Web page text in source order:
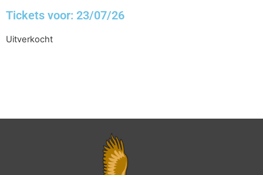
Tickets voor: 23/07/26
Uitverkocht